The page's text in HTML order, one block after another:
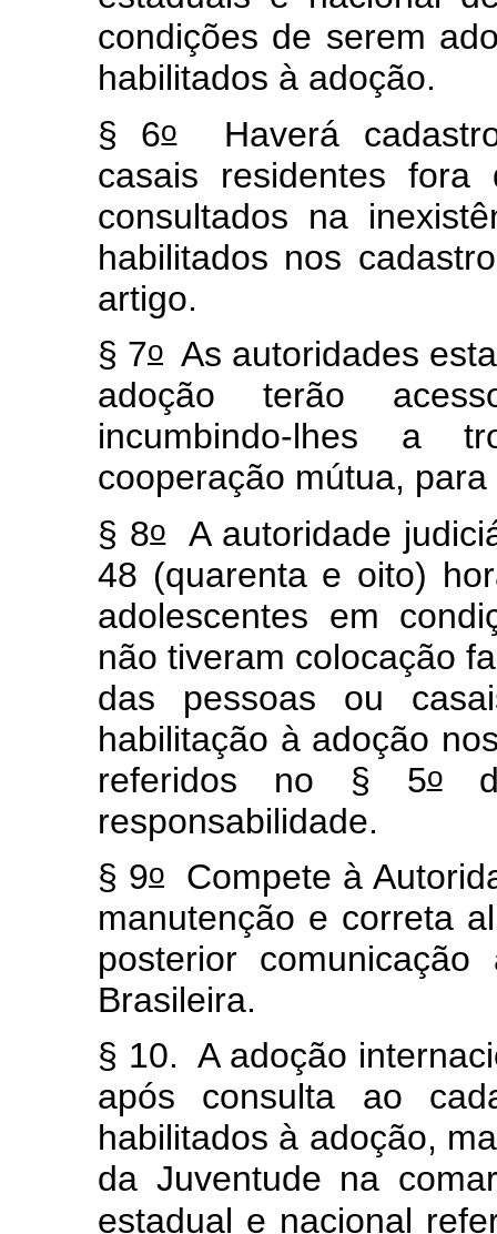
condições de serem
habilitados à adoção.
§ 6oHaverá
casais residentes
consultados na
habilitados nos
artigo.
§ 7o As autoridades
adoção terão
incumbindo-lhes a
cooperação mútua,
§ 8oA autoridade
48 (quarenta e oito)
adolescentes em
não tiveram colocação
das pessoas ou
habilitação à adoção
referidos no § 5o
responsabilidade.
§ 9oCompete à
manutenção e correta
posterior
Brasileira.
§ 10. A adoção
após consulta ao
habilitados à adoção,
da Juventude na
estadual e nacional